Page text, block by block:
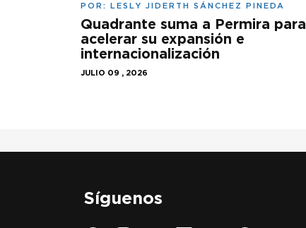
POR: LESLY JIDERTH SÁNCHEZ PINEDA
Quadrante suma a Permira para
acelerar su expansión e
internacionalización
JULIO 09 , 2026
Síguenos